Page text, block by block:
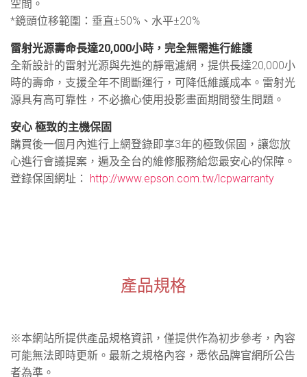
空間。
*鏡頭位移範圍：垂直±50%、水平±20%
雷射光源壽命長達20,000小時，完全無需進行維護
全新設計的雷射光源與先進的靜電濾網，提供長達20,000小
時的壽命，支援全年不間斷運行，可降低維護成本。雷射光
源具有高可靠性，不必擔心使用投影畫面期間發生問題。
安心 極致的主機保固
購買後一個月內進行上網登錄即享3年的極致保固，讓您放
心進行會議提案，遍及全台的維修服務給您最安心的保障。
登錄保固網址： http://www.epson.com.tw/lcpwarranty
產品規格
※本網站所提供產品規格資訊，僅提供作為初步參考，內容
可能無法即時更新。最新之規格內容，悉依品牌官網所公告
者為準。